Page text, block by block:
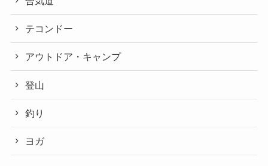
テコンドー
アウトドア・キャンプ
登山
釣り
ヨガ